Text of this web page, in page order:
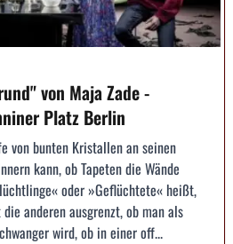
von Maja Zade -
Platz Berlin
von bunten Kristallen an seinen
kann, ob Tapeten die Wände
oder »Geflüchtete« heißt,
anderen ausgrenzt, ob man als
wird, ob in einer off...